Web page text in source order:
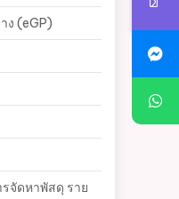
ง (eGP)
จัดหาพัสดุ ราย